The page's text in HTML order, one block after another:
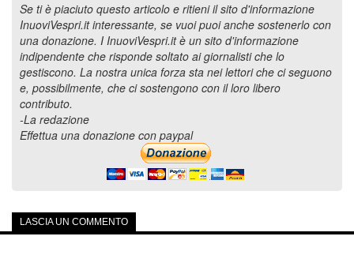
Se ti è piaciuto questo articolo e ritieni il sito d'informazione
InuoviVespri.it interessante, se vuoi puoi anche sostenerlo con
una donazione. I InuoviVespri.it è un sito d'informazione
indipendente che risponde soltato ai giornalisti che lo
gestiscono. La nostra unica forza sta nei lettori che ci seguono
e, possibilmente, che ci sostengono con il loro libero
contributo.
-La redazione
Effettua una donazione con paypal
LASCIA UN COMMENTO